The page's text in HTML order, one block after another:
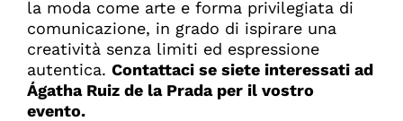
la moda come arte e forma privilegiata di
comunicazione, in grado di ispirare una
creatività senza limiti ed espressione
autentica. Contattaci se siete interessati ad
Ágatha Ruiz de la Prada per il vostro
evento.